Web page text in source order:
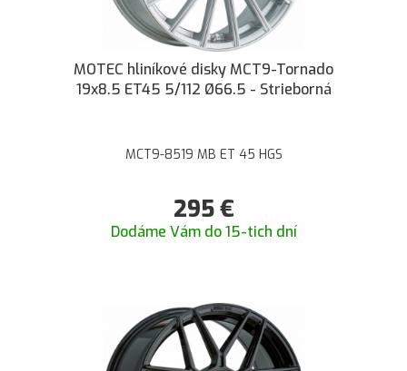
MOTEC hliníkové disky MCT9-Tornado
19x8.5 ET45 5/112 Ø66.5 - Strieborná
MCT9-8519 MB ET 45 HGS
295€
Dodáme Vám do 15-tich dní